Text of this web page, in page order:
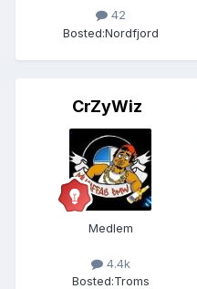
42
Bosted:Nordfjord
CrZyWiz
Medlem
4.4k
Bosted:Troms